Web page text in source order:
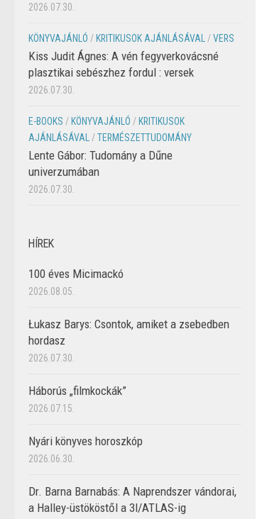
2026.07.30.
KÖNYVAJÁNLÓ / KRITIKUSOK AJÁNLÁSÁVAL /VERS
Kiss Judit Ágnes: A vén fegyverkovácsné
plasztikai sebészhez fordul : versek
2026.07.30.
E-BOOKS / KÖNYVAJÁNLÓ / KRITIKUSOK
AJÁNLÁSÁVAL
/TERMÉSZETTUDOMÁNY
Lente Gábor: Tudomány a Dűne
univerzumában
2026.07.30.
HÍREK
100 éves Micimackó
2026.08.05.
Łukasz Barys: Csontok, amiket a zsebedben
hordasz
2026.07.30.
Háborús „filmkockák”
2026.07.15.
Nyári könyves horoszkóp
2026.06.30.
Dr. Barna Barnabás: A Naprendszer vándorai,
a Halley-üstököstől a 3I/ATLAS-ig